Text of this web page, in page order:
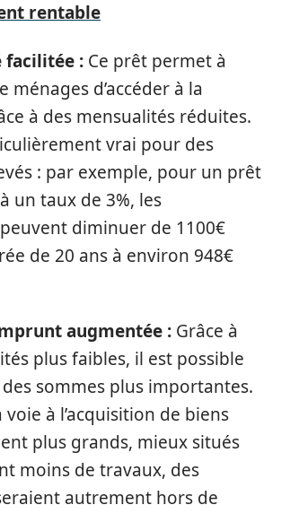
rentable
facilitée : Ce prêt permet à
ménages d’accéder à la
à des mensualités réduites.
vrai pour des
: par exemple, pour un prêt
un taux de 3%, les
diminuer de 1100€
de 20 ans à environ 948€
augmentée : Grâce à
plus faibles, il est possible
sommes plus importantes.
voie à l’acquisition de biens
plus grands, mieux situés
moins de travaux, des
autrement hors de